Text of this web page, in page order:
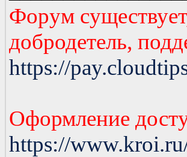
Форум
добродетель,
https://
Оформление
https://